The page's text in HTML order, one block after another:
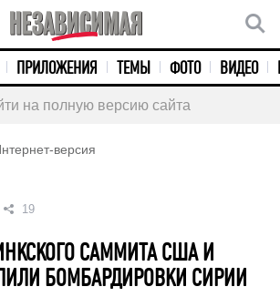
ПРИЛОЖЕНИЯ ТЕМЫ ФОТО ВИДЕО
на полную версию сайта
версия
19
САММИТА США И
БОМБАРДИРОВКИ СИРИИ